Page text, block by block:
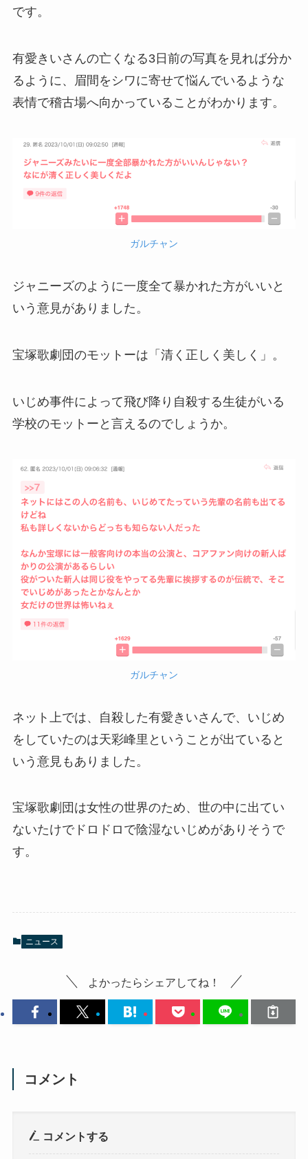
です。
有愛きいさんの亡くなる3日前の写真を見れば分か
るように、眉間をシワに寄せて悩んでいるような
表情で稽古場へ向かっていることがわかります。
ガルチャン
ジャニーズのように一度全て暴かれた方がいいと
いう意見がありました。
宝塚歌劇団のモットーは「清く正しく美しく」。
いじめ事件によって飛び降り自殺する生徒がいる
学校のモットーと言えるのでしょうか。
ガルチャン
ネット上では、自殺した有愛きいさんで、いじめ
をしていたのは天彩峰里ということが出ていると
いう意見もありました。
宝塚歌劇団は女性の世界のため、世の中に出てい
ないたけでドロドロで陰湿ないじめがありそうで
す。
ニュース
よかったらシェアしてね！
コメント
コメントする